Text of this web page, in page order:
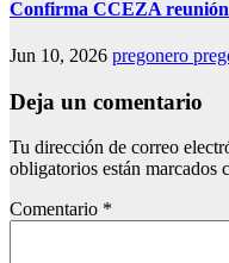
Confirma CCEZA
Jun 10, 2026 pregonero
Deja un comentario
Tu dirección de correo
obligatorios están marcados
Comentario *